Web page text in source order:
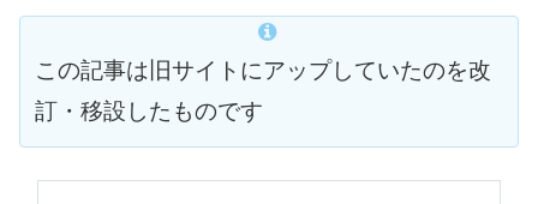
この記事は旧サイトにアップしていたのを改
訂・移設したものです